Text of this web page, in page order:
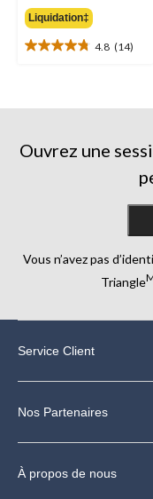
Liquidation‡
4.8 (14)
4.8
5.
Ouvrez une
Vous n’avez pas
Triangle
Service Client
Nos Partenaires
À propos de nous